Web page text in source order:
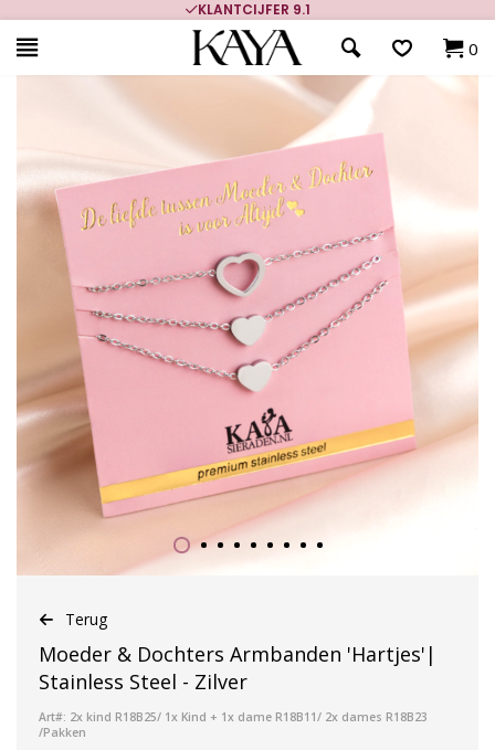
KLANTCIJFER 9.1
0
Terug
Moeder & Dochters Armbanden 'Hartjes'|
Stainless Steel - Zilver
Art#: 2x kind R18B25/ 1x Kind + 1x dame R18B11/ 2x dames R18B23
/Pakken